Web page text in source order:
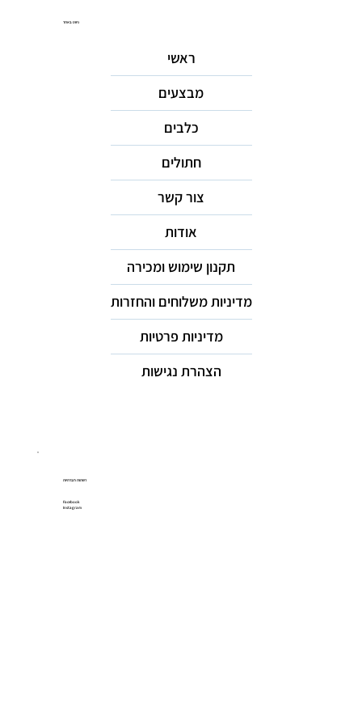
ניווט באתר
ראשי
מבצעים
כלבים
חתולים
צור קשר
אודות
תקנון שימוש ומכירה
מדיניות משלוחים והחזרות
מדיניות פרטיות
הצהרת נגישות
רשתות חברתיות
Facebook
Instagram